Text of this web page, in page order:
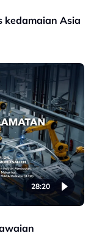
kedamaian Asia
28:20